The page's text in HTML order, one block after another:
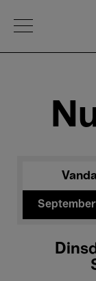
Open Menu
September